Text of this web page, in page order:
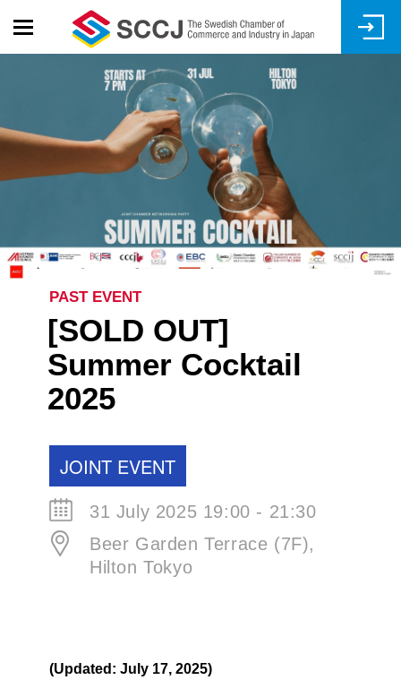
PAST EVENT
[SOLD OUT]
Summer Cocktail
2025
JOINT EVENT
31 July 2025 19:00 - 21:30
Beer Garden Terrace (7F),
Hilton Tokyo
(Updated: July 17, 2025)